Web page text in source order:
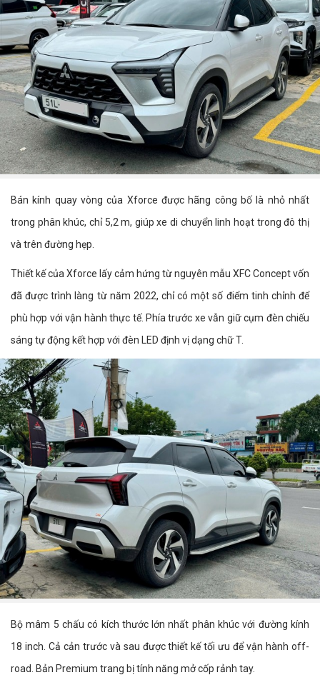
Bán kính quay vòng của Xforce được hãng công bố là nhỏ nhất
trong phân khúc, chỉ 5,2 m, giúp xe di chuyển linh hoạt trong đô thị
và trên đường hẹp.
Thiết kế của Xforce lấy cảm hứng từ nguyên mẫu XFC Concept vốn
đã được trình làng từ năm 2022, chỉ có một số điểm tinh chỉnh để
phù hợp với vận hành thực tế. Phía trước xe vẫn giữ cụm đèn chiếu
sáng tự động kết hợp với đèn LED định vị dạng chữ T.
Bộ mâm 5 chấu có kích thước lớn nhất phân khúc với đường kính
18 inch. Cả cản trước và sau được thiết kế tối ưu để vận hành off-
road. Bản Premium trang bị tính năng mở cốp rảnh tay.